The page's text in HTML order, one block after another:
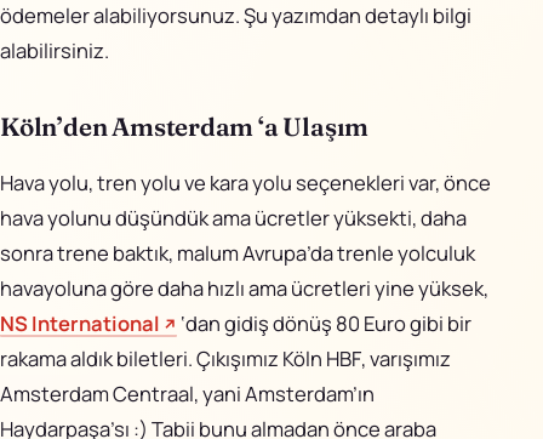
ödemeler alabiliyorsunuz. Şu yazımdan detaylı bilgi
alabilirsiniz.
Köln’den Amsterdam ‘a Ulaşım
Hava yolu, tren yolu ve kara yolu seçenekleri var, önce
hava yolunu düşündük ama ücretler yüksekti, daha
sonra trene baktık, malum Avrupa’da trenle yolculuk
havayoluna göre daha hızlı ama ücretleri yine yüksek,
NS International
‘dan gidiş dönüş 80 Euro gibi bir
rakama aldık biletleri. Çıkışımız Köln HBF, varışımız
Amsterdam Centraal, yani Amsterdam’ın
Haydarpaşa’sı :) Tabii bunu almadan önce araba